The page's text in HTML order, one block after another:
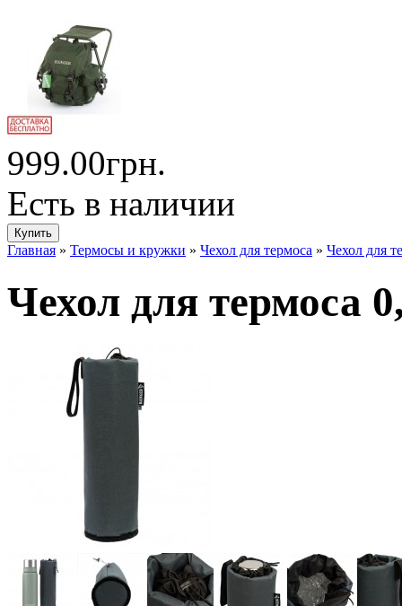
999.00грн.
Есть в наличии
Главная » Термосы и кружки » Чехол для термоса » Чехол для
Чехол для термоса